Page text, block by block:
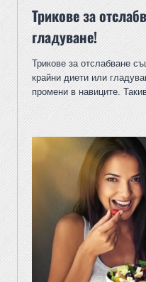
Трикове за
гладуване!
Трикове за отслабване
крайни диети или
промени в навиците.